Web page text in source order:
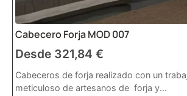
Cabecero Forja MOD 007
Desde 321,84 €
Cabeceros de forja realizado con un
meticuloso de artesanos de forja y...